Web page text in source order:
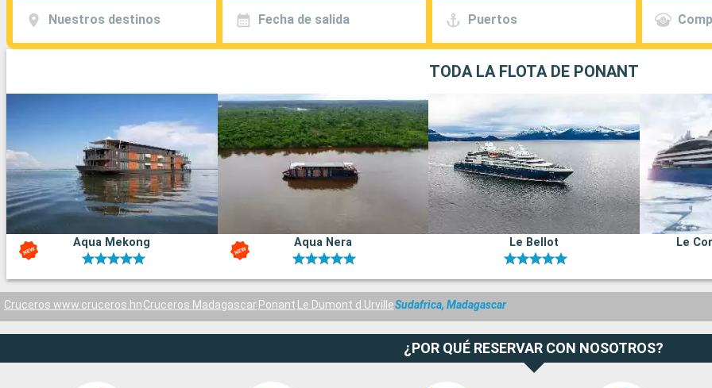
Nuestros destinos Fecha de salida Puertos
TODA LA FLOTA DE PONANT
Aqua Mekong Aqua Nera Le Bellot Le
Cruceros www.cruceros.hnCruceros Madagascar Ponant Le Dumont d UrvilleSudafrica, Madagascar
¿POR QUÉ RESERVAR CON NOSOTROS?